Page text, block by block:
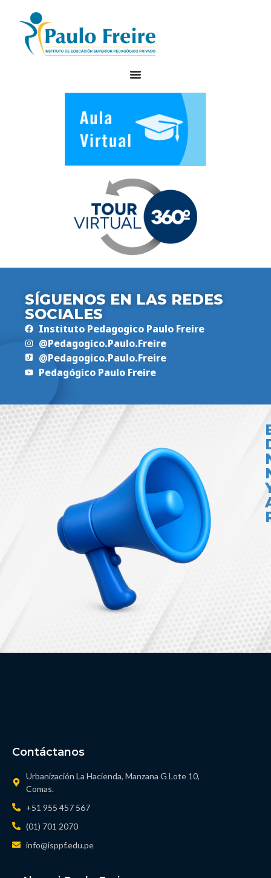
SÍGUENOS EN LAS REDES
SOCIALES
Instituto Pedagogico Paulo Freire
@Pedagogico.Paulo.Freire
@Pedagogico.Paulo.Freire
Pedagógico Paulo Freire
Contáctanos
Urbanización La Hacienda, Manzana G Lote 10,
Comas.
+51 955 457 567
(01) 701 2070
info@isppf.edu.pe